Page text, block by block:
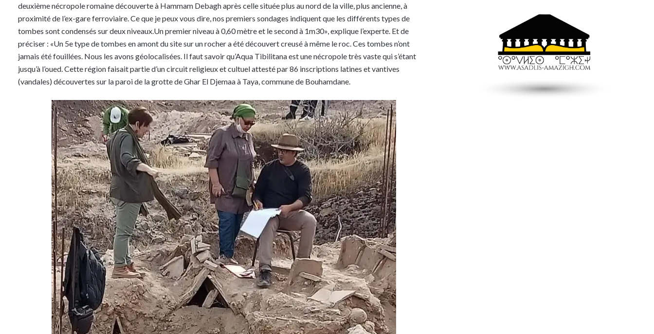
deuxième nécropole romaine découverte à Hammam Debagh après celle située plus au nord de la ville, plus ancienne, à
proximité de l’ex-gare ferroviaire. Ce que je peux vous dire, nos premiers sondages indiquent que les différents types de
tombes sont condensés sur deux niveaux.Un premier niveau à 0,60 mètre et le second à 1m30», explique l’experte. Et de
préciser : «Un 5e type de tombes en amont du site sur un rocher a été découvert creusé à même le roc. Ces tombes n’ont
jamais été fouillées. Nous les avons géolocalisées. Il faut savoir qu’Aqua Tibilitana est une nécropole très vaste qui s’étant
jusqu’à l’oued. Cette région faisait partie d’un circuit religieux et cultuel attesté par 86 inscriptions latines et vantives
(vandales) découvertes sur la paroi de la grotte de Ghar El Djemaa à Taya, commune de Bouhamdane.